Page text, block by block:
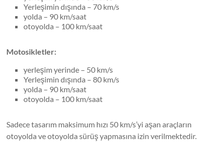
Yerleşimin dışında – 70 km/s
yolda – 90 km/saat
otoyolda – 100 km/saat
Motosikletler:
yerleşim yerinde – 50 km/s
Yerleşimin dışında – 80 km/s
yolda – 90 km/saat
otoyolda – 100 km/saat
Sadece tasarım maksimum hızı 50 km/s’yi aşan araçların
otoyolda ve otoyolda sürüş yapmasına izin verilmektedir.